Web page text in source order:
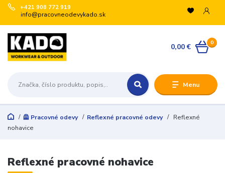
Menu
+421 908 772 919
info@pracovneodevykado.sk
0
0,00 €
🦺 Pracovné odevy Reflexné pracovné odevy
Reflexné
nohavice
Reflexné pracovné nohavice